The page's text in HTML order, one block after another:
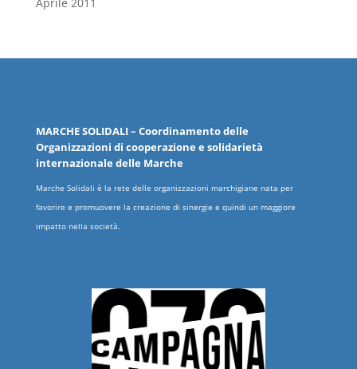
MARCHESOLIDALI– Coordinamento delle
Organizzazioni di cooperazione e solidarietà
internazionale delle Marche
Marche Solidali è la rete delle organizzazioni marchigiane nata per
favorire e promuovere la creazione di sinergie e quindi un maggiore
impatto nella società.